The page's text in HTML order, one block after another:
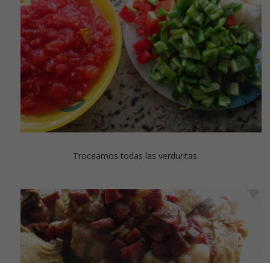
Troceamos todas las verduritas